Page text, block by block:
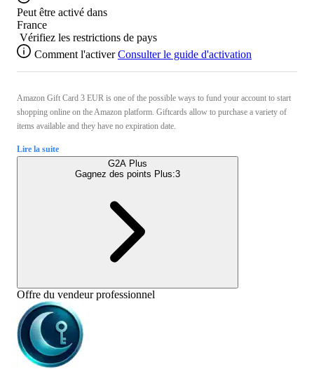
Peut être activé dans
France
Vérifiez les restrictions de pays
Comment l'activer Consulter le guide d'activation
Amazon Gift Card 3 EUR is one of the possible ways to fund your account to start
shopping online on the Amazon platform. Giftcards allow to purchase a variety of
items available and they have no expiration date.
Lire la suite
G2A Plus
Gagnez des points Plus:3
Offre du vendeur professionnel